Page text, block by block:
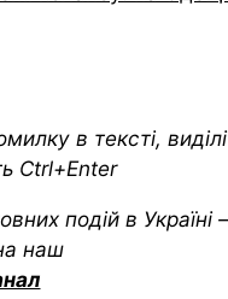
в тексті,
Ctrl+Enter
подій в Україні
наш